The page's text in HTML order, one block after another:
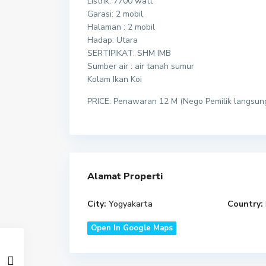
Garasi: 2 mobil
Halaman : 2 mobil
Hadap: Utara
SERTIPIKAT: SHM IMB
Sumber air : air tanah sumur
Kolam Ikan Koi
PRICE: Penawaran 12 M (Nego Pemilik
Alamat Properti
City: Yogyakarta Country:
Open In Google Maps